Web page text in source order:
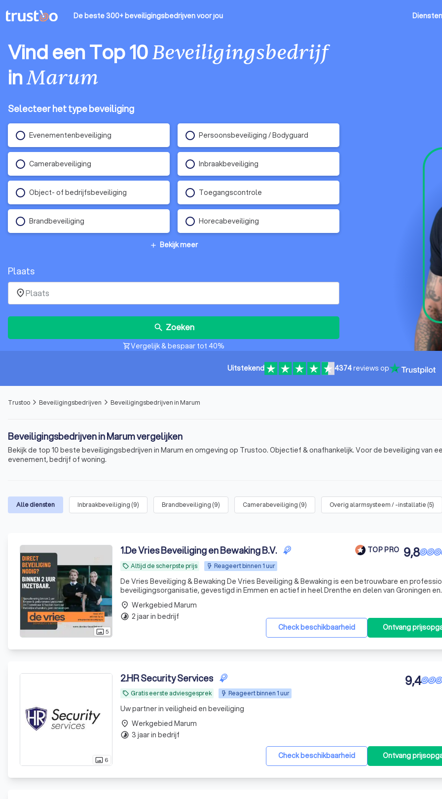
De beste 300+ beveiligingsbedrijvenvoor jou Diensten
Vind een Top 10Beveiligingsbedrijf
inMarum
Selecteer het type beveiliging
Evenementenbeveiliging Persoonsbeveiliging / Bodyguard
Camerabeveiliging Inbraakbeveiliging
Object- of bedrijfsbeveiliging Toegangscontrole
Brandbeveiliging Horecabeveiliging
add Bekijk meer
Plaats
place
search Zoeken
shopping_cartVergelijk & bespaar tot 40%
Uitstekend 4374reviews op
Trustoo arrow_forward_ios Beveiligingsbedrijven arrow_forward_ios Beveiligingsbedrijven in Marum
Beveiligingsbedrijven in Marum vergelijken
Bekijk de top 10 beste beveiligingsbedrijven in Marum en omgeving op Trustoo. Objectief & onafhankelijk. Voor de beveiliging van
evenement, bedrijf of woning.
Alle diensten Inbraakbeveiliging (9) Brandbeveiliging (9) Camerabeveiliging (9) Overig alarmsysteem / -installatie (5)
photo_size_select_actual5
1.De Vries Beveiliging en Bewaking B.V. TOP PRO
local_offer Altijd de scherpste prijs Reageert binnen 1 uur
9,8
De Vries Beveiliging & Bewaking De Vries Beveiliging & Bewaking is een betrouwbare en professionele
beveiligingsorganisatie, gevestigd in Emmen en actief in heel Drenthe en delen van Groningen en
Friesland. Wij leveren hoogwaardige beveiligingsdiensten aan bedrijven, instellingen,
pa
Check beschikbaarheid
Ontvang
place Werkgebied Marum
timelapse 2 jaar in bedrijf
photo_size_select_actual 6
2.HR Security Services
local_offer Gratis eerste adviesgesprek Reageert binnen 1 uur
9,4
Uw partner in veiligheid en beveiliging
Check beschikbaarheid Ontvang
place Werkgebied Marum
timelapse 3 jaar in bedrijf